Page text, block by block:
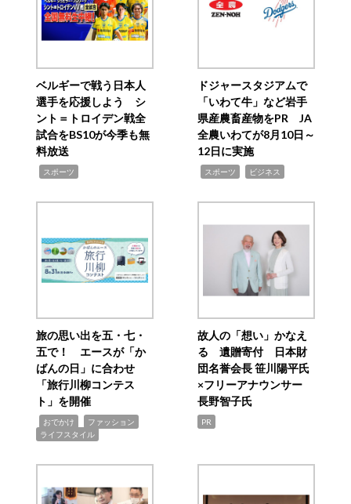
ベルギーで戦う日本人
選手を応援しよう シ
ント＝トロイデン戦全
試合をBS10が今季も無
料放送
スポーツ
ドジャースタジアムで
「いわて牛」など岩手
県産農畜産物をPR JA
全農いわてが8月10日～
12日に実施
スポーツ ビジネス
旅の思い出を五・七・
五で！ エースが「か
ばんの日」に合わせ
「旅行川柳コンテス
ト」を開催
おでかけ ファッション
ライフスタイル
故人の「想い」かなえ
る 遺贈寄付 日本財
団名誉会長 笹川陽平氏
×フリーアナウンサー
長野智子氏
PR